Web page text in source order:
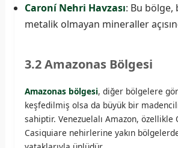
Caroní Nehri Havzası: Bu bölge,
metalik olmayan mineraller
3.2 Amazonas Bölgesi
Amazonas bölgesi, diğer bölgelere
keşfedilmiş olsa da büyük bir
sahiptir. Venezuelalı Amazon, özellikle
Casiquiare nehirlerine yakın